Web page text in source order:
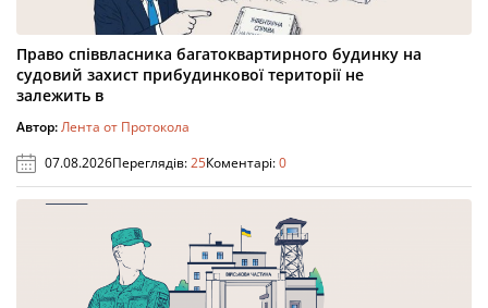
Право співвласника багатоквартирного будинку на
судовий захист прибудинкової території не
залежить в
Автор:Лента от Протокола
07.08.2026Переглядів:25Коментарі:0